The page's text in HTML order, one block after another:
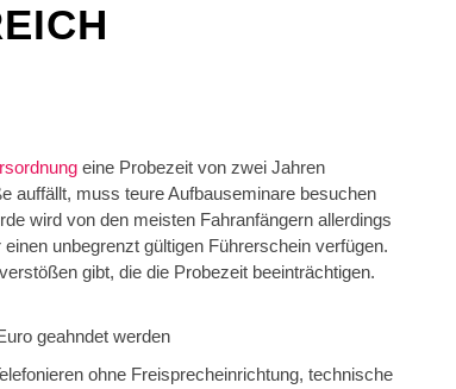
eine Probezeit von zwei Jahren
auffällt, muss teure Aufbauseminare besuchen
wird von den meisten Fahranfängern allerdings
unbegrenzt gültigen Führerschein verfügen.
gibt, die die Probezeit beeinträchtigen.
geahndet werden
ohne Freisprecheinrichtung, technische